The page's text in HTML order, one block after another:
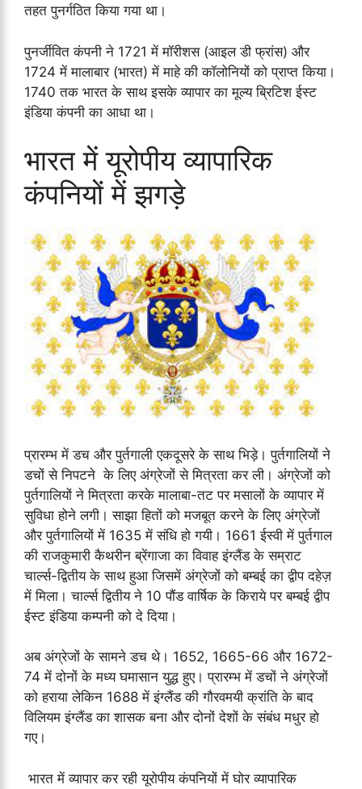
तहत पुनर्गठित किया गया था।
पुनर्जीवित कंपनी ने 1721 में मॉरीशस (आइल डी फ्रांस) और
1724 में मालाबार (भारत) में माहे की कॉलोनियों को प्राप्त किया।
1740 तक भारत के साथ इसके व्यापार का मूल्य ब्रिटिश ईस्ट
इंडिया कंपनी का आधा था।
भारत में यूरोपीय व्यापारिक
कंपनियों में झगड़े
प्रारम्भ में डच और पुर्तगाली एकदूसरे के साथ भिड़े। पुर्तगालियों ने
डचों से निपटने के लिए अंग्रेजों से मित्रता कर ली। अंग्रेजों को
पुर्तगालियों ने मित्रता करके मालाबा-तट पर मसालों के व्यापार में
सुविधा होने लगी। साझा हितों को मजबूत करने के लिए अंग्रेजों
और पुर्तगालियों में 1635 में संधि हो गयी। 1661 ईस्वी में पुर्तगाल
की राजकुमारी कैथरीन ब्रेंगाजा का विवाह इंग्लैंड के सम्राट
चार्ल्स-द्वितीय के साथ हुआ जिसमें अंग्रेजों को बम्बई का द्वीप दहेज़
में मिला। चार्ल्स द्वितीय ने 10 पौंड वार्षिक के किराये पर बम्बई द्वीप
ईस्ट इंडिया कम्पनी को दे दिया।
अब अंग्रेजों के सामने डच थे। 1652, 1665-66 और 1672-
74 में दोनों के मध्य घमासान युद्ध हुए। प्रारम्भ में डचों ने अंग्रेजों
को हराया लेकिन 1688 में इंग्लैंड की गौरवमयी क्रांति के बाद
विलियम इंग्लैंड का शासक बना और दोनों देशों के संबंध मधुर हो
गए।
भारत में व्यापार कर रही यूरोपीय कंपनियों में घोर व्यापारिक